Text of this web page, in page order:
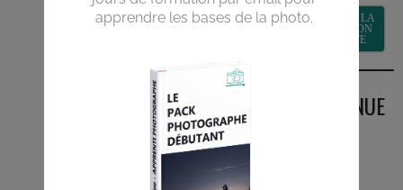
RECEVOIR LA
FORMATION
GRATUITE
BIENVENUE